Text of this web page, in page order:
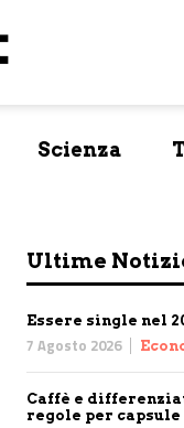
Scienza
Ultime
Essere single nel
7 Agosto 2026
Caffè e
regole per capsule